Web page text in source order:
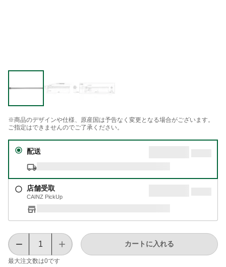
※商品のデザインや仕様、原産国は予告なく変更となる場合がございます。
ご指定はできませんのでご了承ください。
配送
店舗受取
CAINZ PickUp
最大注文数は0です
カートに入れる